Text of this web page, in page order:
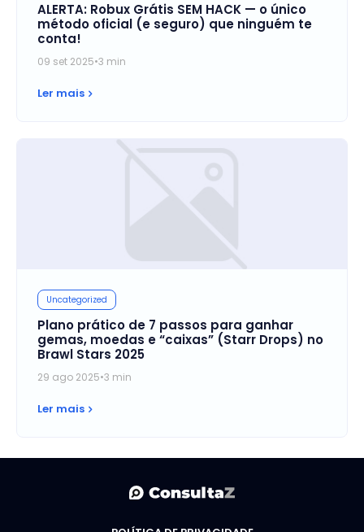
ALERTA: Robux Grátis SEM HACK — o único
método oficial (e seguro) que ninguém te
conta!
09 set 2025•3 min
Ler mais
Uncategorized
Plano prático de 7 passos para ganhar
gemas, moedas e “caixas” (Starr Drops) no
Brawl Stars 2025
29 ago 2025•3 min
Ler mais